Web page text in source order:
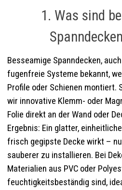
1. Was sind
Besseamige Spanndecken,
fugenfreie Systeme bekannt,
Profile oder Schienen montiert.
wir innovative Klemm- oder
Folie direkt an der Wand oder
Ergebnis: Ein glatter,
frisch gegipste Decke wirkt –
sauberer zu installieren. Bei
Materialien aus PVC oder
feuchtigkeitsbeständig sind,